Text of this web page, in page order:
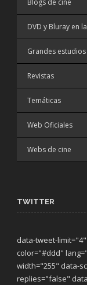
Blogs de cine
DVD y Bluray en
Grandes estudios
Revistas
Temáticas
Web Oficiales
Webs de cine
TWITTER
data-tweet-
color="#ddd"
width="255" data-
replies="false"